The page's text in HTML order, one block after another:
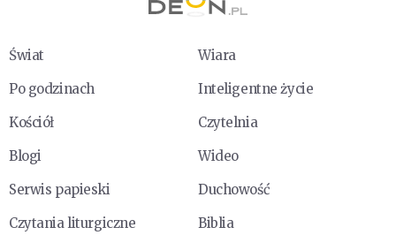
Świat
Wiara
Po godzinach
Inteligentne życie
Kościół
Czytelnia
Blogi
Wideo
Serwis papieski
Duchowość
Czytania liturgiczne
Biblia